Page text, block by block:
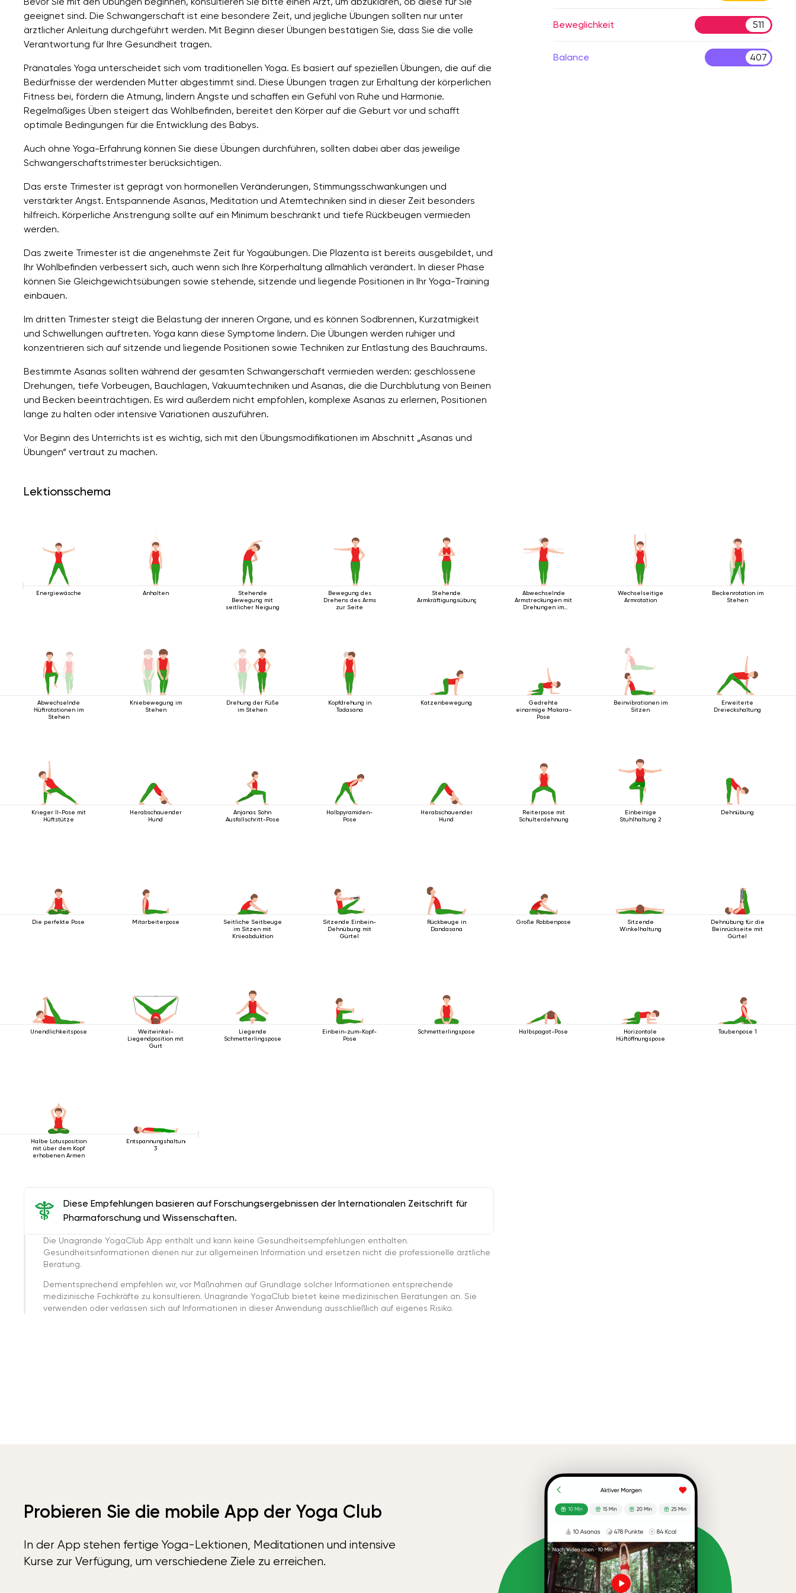
geeignet sind. Die Schwangerschaft ist eine besondere Zeit, und jegliche Übungen sollten nur unter
ärztlicher Anleitung durchgeführt werden. Mit Beginn dieser Übungen bestätigen Sie, dass Sie die volle
Verantwortung für Ihre Gesundheit tragen.
Pränatales Yoga unterscheidet sich vom traditionellen Yoga. Es basiert auf speziellen Übungen, die auf die
Bedürfnisse der werdenden Mutter abgestimmt sind. Diese Übungen tragen zur Erhaltung der körperlichen
Fitness bei, fördern die Atmung, lindern Ängste und schaffen ein Gefühl von Ruhe und Harmonie.
Regelmäßiges Üben steigert das Wohlbefinden, bereitet den Körper auf die Geburt vor und schafft
optimale Bedingungen für die Entwicklung des Babys.
Auch ohne Yoga-Erfahrung können Sie diese Übungen durchführen, sollten dabei aber das jeweilige
Schwangerschaftstrimester berücksichtigen.
Das erste Trimester ist geprägt von hormonellen Veränderungen, Stimmungsschwankungen und
verstärkter Angst. Entspannende Asanas, Meditation und Atemtechniken sind in dieser Zeit besonders
hilfreich. Körperliche Anstrengung sollte auf ein Minimum beschränkt und tiefe Rückbeugen vermieden
werden.
Das zweite Trimester ist die angenehmste Zeit für Yogaübungen. Die Plazenta ist bereits ausgebildet, und
Ihr Wohlbefinden verbessert sich, auch wenn sich Ihre Körperhaltung allmählich verändert. In dieser Phase
können Sie Gleichgewichtsübungen sowie stehende, sitzende und liegende Positionen in Ihr Yoga-Training
einbauen.
Im dritten Trimester steigt die Belastung der inneren Organe, und es können Sodbrennen, Kurzatmigkeit
und Schwellungen auftreten. Yoga kann diese Symptome lindern. Die Übungen werden ruhiger und
konzentrieren sich auf sitzende und liegende Positionen sowie Techniken zur Entlastung des Bauchraums.
Bestimmte Asanas sollten während der gesamten Schwangerschaft vermieden werden: geschlossene
Drehungen, tiefe Vorbeugen, Bauchlagen, Vakuumtechniken und Asanas, die die Durchblutung von Beinen
und Becken beeinträchtigen. Es wird außerdem nicht empfohlen, komplexe Asanas zu erlernen, Positionen
lange zu halten oder intensive Variationen auszuführen.
Vor Beginn des Unterrichts ist es wichtig, sich mit den Übungsmodifikationen im Abschnitt „Asanas und
Übungen“ vertraut zu machen.
Beweglichkeit 511
Balance 407
Lektionsschema
Energiewäsche Anhalten
Stehende
Bewegung mit
seitlicher Neigung
Bewegung des
Drehens des Arms
zur Seite
Stehende
Armkräftigungsübung
Abwechselnde
Armstreckungen mit
Drehungen im
Wechselseitige
Armrotation
Beckenrotation im
Stehen
Abwechselnde
Hüftrotationen im
Stehen
Kniebewegung im
Stehen
Drehung der Füße
im Stehen
Kopfdrehung in
Tadasana
Katzenbewegung
Gedrehte
einarmige Makara-
Pose
Beinvibrationen im
Sitzen
Erweiterte
Dreieckshaltung
Krieger II-Pose mit
Hüftstütze
Herabschauender
Hund
Anjanas Sohn
Ausfallschritt-Pose
Halbpyramiden-
Pose
Herabschauender
Hund
Reiterpose mit
Schulterdehnung
Einbeinige
Stuhlhaltung 2
Dehnübung
Die perfekte Pose Mitarbeiterpose
Seitliche Seitbeuge
im Sitzen mit
Knieabduktion
Sitzende Einbein-
Dehnübung mit
Gürtel
Rückbeuge in
Dandasana
Große Robbenpose
Sitzende
Winkelhaltung
Dehnübung für die
Beinrückseite mit
Gürtel
Unendlichkeitspose
Weitwinkel-
Liegendposition mit
Gurt
Liegende
Schmetterlingspose
Einbein-zum-Kopf-
Pose
Schmetterlingspose Halbspagat-Pose
Horizontale
Hüftöffnungspose
Taubenpose 1
Halbe Lotusposition
mit über dem Kopf
erhobenen Armen
Entspannungshaltung
3
Diese Empfehlungen basieren auf Forschungsergebnissen der Internationalen Zeitschrift für
Pharmaforschung und Wissenschaften.
Die Unagrande YogaClub App enthält und kann keine Gesundheitsempfehlungen enthalten.
Gesundheitsinformationen dienen nur zur allgemeinen Information und ersetzen nicht die professionelle ärztliche
Beratung.
Dementsprechend empfehlen wir, vor Maßnahmen auf Grundlage solcher Informationen entsprechende
medizinische Fachkräfte zu konsultieren. Unagrande YogaClub bietet keine medizinischen Beratungen an. Sie
verwenden oder verlassen sich auf Informationen in dieser Anwendung ausschließlich auf eigenes Risiko.
Probieren Sie die mobile App der Yoga Club
In der App stehen fertige Yoga-Lektionen, Meditationen und intensive
Kurse zur Verfügung, um verschiedene Ziele zu erreichen.